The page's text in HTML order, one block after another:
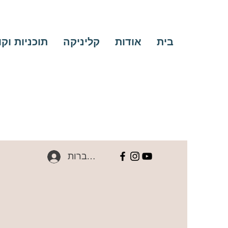
בית אודות קליניקה תוכניות
להתחברות